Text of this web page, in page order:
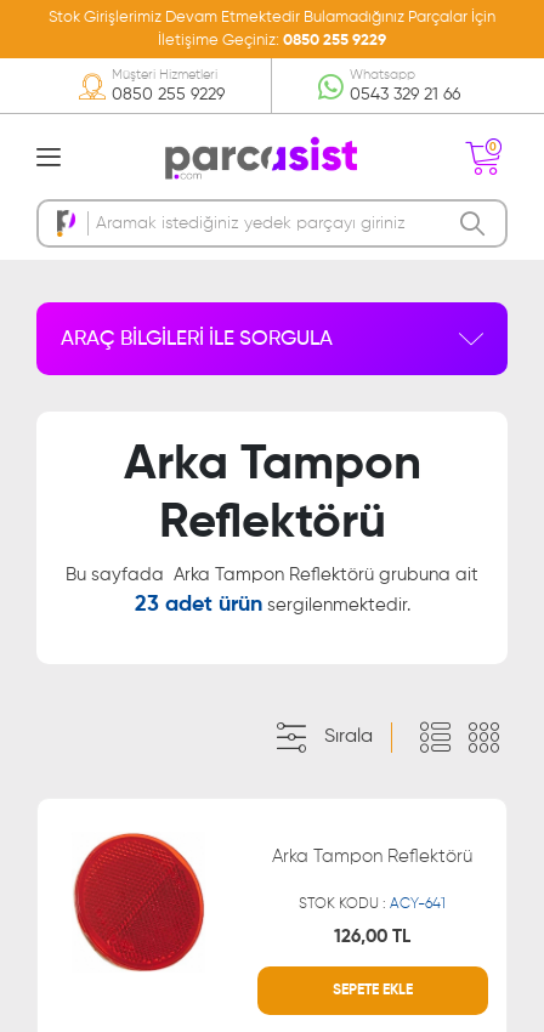
Stok Girişlerimiz Devam Etmektedir Bulamadığınız Parçalar İçin
İletişime Geçiniz: 0850 255 9229
0850 255 9229
Müşteri Hizmetleri
0543 329 21 66
Whatsapp
0
Sepetinizde Ürün
ARAÇ BİLGİLERİ İLE SORGULA
Arka Tampon
Reflektörü
Bu sayfada Arka Tampon Reflektörü grubuna ait
23 adet ürünsergilenmektedir.
Sırala
Arka Tampon Reflektörü
STOK KODU :ACY-641
126,00 TL
SEPETE EKLE
MÜŞTERİ HİZMETLERİ